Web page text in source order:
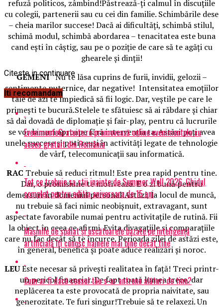
refuză politicos, zâmbind!Păstrează-ţi calmul în discuţiile
cu colegii, partenerii sau cu cei din familie. Schimbările dese
– cheia marilor succese! Dacă ai dificultăţi, schimbă stilul,
schimă modul, schimbă abordarea – tenacitatea este buna
cand eşti în câştig, sau pe o poziţie de care să te agăţi cu
ghearele şi dinţii!
GEMENINu te lăsa cuprins de furii, invidii, gelozii –
sentimente puternice, dar negative! Intensitatea emoţiilor
tale de azi te împiedică să fii logic. Dar, veştile pe care le
primeşti te bucură.Stelele te sfătuiesc să ai răbdare şi chiar
să dai dovadă de diplomaţie şi fair-play, pentru că lucrurile
se vor lamuri aproape fără intervenţia ta. Astăzi poţi avea
unele succese şi poti reuşi în activităţi legate de tehnologie
de vârf, telecomunicaţii sau informatică.
RAC Trebuie să reduci ritmul! Este prea rapid pentru tine.
Dar, o promisiune te motivează. E o zi bună pentru
demersuri în domeniul personal!Astăzi, la locul de muncă,
nu trebuie să faci nimic neobişnuit, extravagant, sunt
aspectate favorabile numai pentru activitaţile de rutină. Fii
la obiect în ceea ce afirmi. Evita divagaţiile şi comparaţiile
care nu fac decât să te încurce. Perioada zilei de astăzi este,
în general, benefică şi poate aduce realizări şi noroc.
LEUEste necesar să priveşti realitatea în faţă! Treci printr-
un pericol financiar. De fapt toată lumea trece, dar
neplăcerea ta este provocată de propria naivitate, sau
generozitate. Te furi singur!Trebuie să te relaxezi. Un
Citeste in continuare
Iti recomandam
EvenimenteGratuite.ro promovează online evenimentele cu
acces gratuit din România
Tot ce trebuie sa stii inainte de Summer Well 2026. Ghidul
complet pentru editia aniversara de 15 ani
Mașinile de spălat și uscătoarele bazate pe inteligență
artificială îți cunosc hainele mai bine decât tine
Cum ar fi dacă ceasul tău s-ar antrena alături de tine?